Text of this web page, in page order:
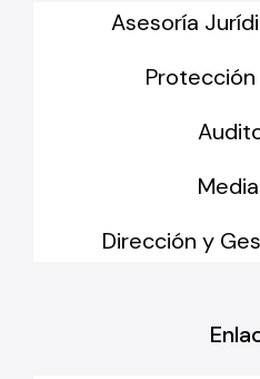
Asesoría
Dirección y